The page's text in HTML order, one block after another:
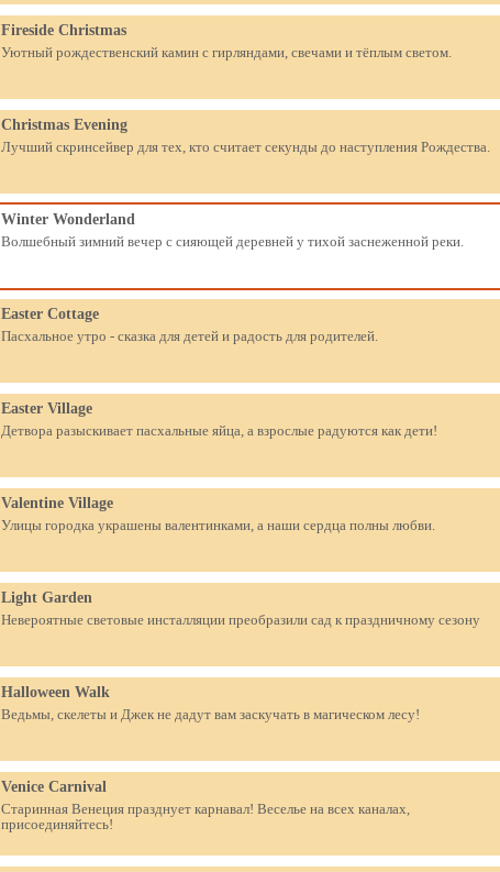
Fireside Christmas
Уютный рождественский камин с гирляндами, свечами и тёплым светом.
Christmas Evening
Лучший скринсейвер для тех, кто считает секунды до наступления Рождества.
Winter Wonderland
Волшебный зимний вечер с сияющей деревней у тихой заснеженной реки.
Easter Cottage
Пасхальное утро - сказка для детей и радость для родителей.
Easter Village
Детвора разыскивает пасхальные яйца, а взрослые радуются как дети!
Valentine Village
Улицы городка украшены валентинками, а наши сердца полны любви.
Light Garden
Невероятные световые инсталляции преобразили сад к праздничному сезону
Halloween Walk
Ведьмы, скелеты и Джек не дадут вам заскучать в магическом лесу!
Venice Carnival
Старинная Венеция празднует карнавал! Веселье на всех каналах,
присоединяйтесь!